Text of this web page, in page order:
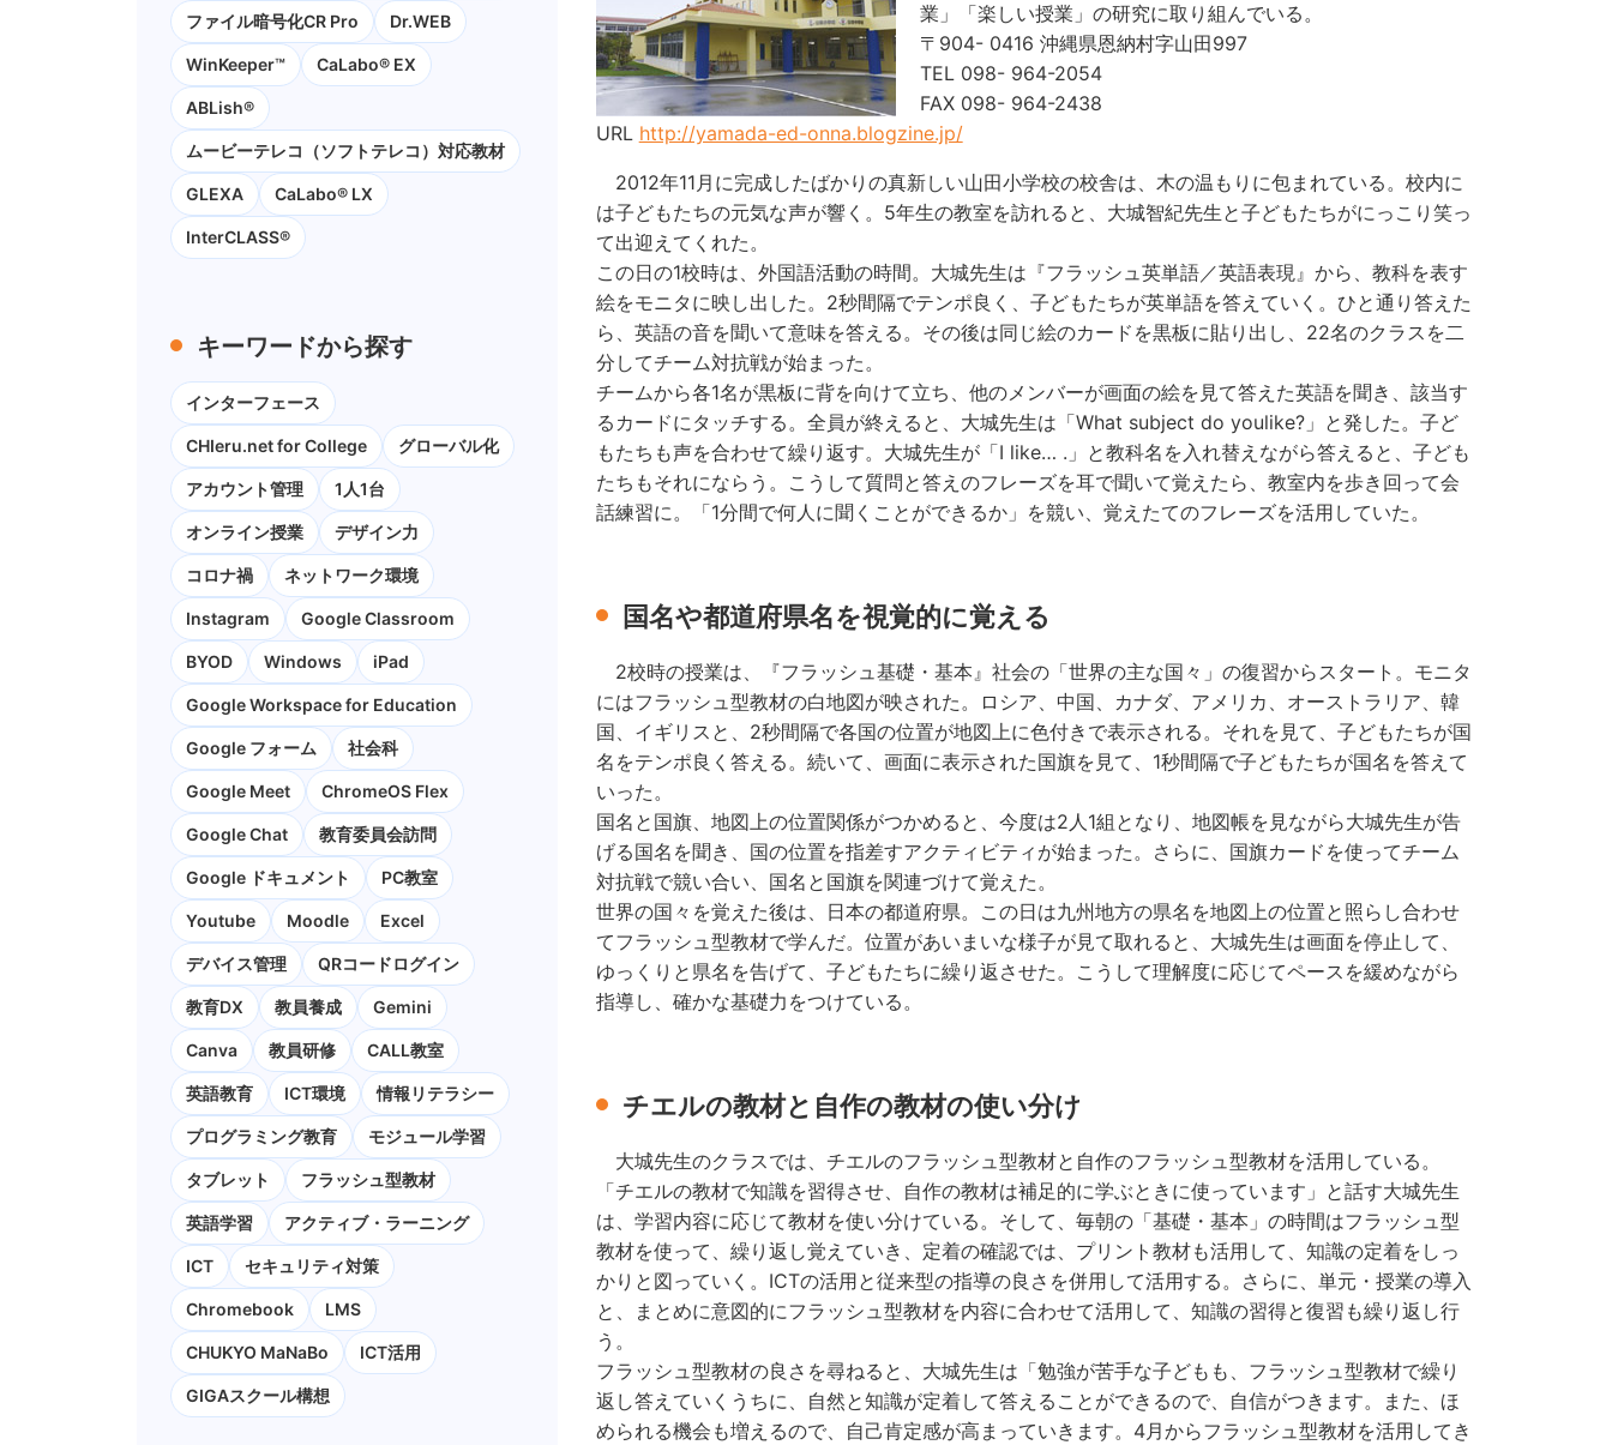
業」「楽しい授業」の研究に取り組んでいる。
〒904- 0416 沖縄県恩納村字山田997
TEL 098- 964-2054
FAX 098- 964-2438
URL http://yamada-ed-onna.blogzine.jp/
2012年11月に完成したばかりの真新しい山田小学校の校舎は、木の温もりに包まれている。校内に
は子どもたちの元気な声が響く。5年生の教室を訪れると、大城智紀先生と子どもたちがにっこり笑っ
て出迎えてくれた。
この日の1校時は、外国語活動の時間。大城先生は『フラッシュ英単語／英語表現』から、教科を表す
絵をモニタに映し出した。2秒間隔でテンポ良く、子どもたちが英単語を答えていく。ひと通り答えた
ら、英語の音を聞いて意味を答える。その後は同じ絵のカードを黒板に貼り出し、22名のクラスを二
分してチーム対抗戦が始まった。
チームから各1名が黒板に背を向けて立ち、他のメンバーが画面の絵を見て答えた英語を聞き、該当す
るカードにタッチする。全員が終えると、大城先生は「What subject do youlike?」と発した。子ど
もたちも声を合わせて繰り返す。大城先生が「I like… .」と教科名を入れ替えながら答えると、子ども
たちもそれにならう。こうして質問と答えのフレーズを耳で聞いて覚えたら、教室内を歩き回って会
話練習に。「1分間で何人に聞くことができるか」を競い、覚えたてのフレーズを活用していた。
国名や都道府県名を視覚的に覚える
2校時の授業は、『フラッシュ基礎・基本』社会の「世界の主な国々」の復習からスタート。モニタ
にはフラッシュ型教材の白地図が映された。ロシア、中国、カナダ、アメリカ、オーストラリア、韓
国、イギリスと、2秒間隔で各国の位置が地図上に色付きで表示される。それを見て、子どもたちが国
名をテンポ良く答える。続いて、画面に表示された国旗を見て、1秒間隔で子どもたちが国名を答えて
いった。
国名と国旗、地図上の位置関係がつかめると、今度は2人1組となり、地図帳を見ながら大城先生が告
げる国名を聞き、国の位置を指差すアクティビティが始まった。さらに、国旗カードを使ってチーム
対抗戦で競い合い、国名と国旗を関連づけて覚えた。
世界の国々を覚えた後は、日本の都道府県。この日は九州地方の県名を地図上の位置と照らし合わせ
てフラッシュ型教材で学んだ。位置があいまいな様子が見て取れると、大城先生は画面を停止して、
ゆっくりと県名を告げて、子どもたちに繰り返させた。こうして理解度に応じてペースを緩めながら
指導し、確かな基礎力をつけている。
チエルの教材と自作の教材の使い分け
大城先生のクラスでは、チエルのフラッシュ型教材と自作のフラッシュ型教材を活用している。
「チエルの教材で知識を習得させ、自作の教材は補足的に学ぶときに使っています」と話す大城先生
は、学習内容に応じて教材を使い分けている。そして、毎朝の「基礎・基本」の時間はフラッシュ型
教材を使って、繰り返し覚えていき、定着の確認では、プリント教材も活用して、知識の定着をしっ
かりと図っていく。ICTの活用と従来型の指導の良さを併用して活用する。さらに、単元・授業の導入
と、まとめに意図的にフラッシュ型教材を内容に合わせて活用して、知識の習得と復習も繰り返し行
う。
フラッシュ型教材の良さを尋ねると、大城先生は「勉強が苦手な子どもも、フラッシュ型教材で繰り
返し答えていくうちに、自然と知識が定着して答えることができるので、自信がつきます。また、ほ
められる機会も増えるので、自己肯定感が高まっていきます。4月からフラッシュ型教材を活用してき
ファイル暗号化CR Pro Dr.WEB
WinKeeper™ CaLabo® EX
ABLish®
ムービーテレコ（ソフトテレコ）対応教材
GLEXA CaLabo® LX
InterCLASS®
キーワードから探す
インターフェース
CHIeru.net for College グローバル化
アカウント管理 1人1台
オンライン授業 デザイン力
コロナ禍 ネットワーク環境
Instagram Google Classroom
BYOD Windows iPad
Google Workspace for Education
Google フォーム 社会科
Google Meet ChromeOS Flex
Google Chat 教育委員会訪問
Google ドキュメント PC教室
Youtube Moodle Excel
デバイス管理 QRコードログイン
教育DX 教員養成 Gemini
Canva 教員研修 CALL教室
英語教育 ICT環境 情報リテラシー
プログラミング教育 モジュール学習
タブレット フラッシュ型教材
英語学習 アクティブ・ラーニング
ICT セキュリティ対策
Chromebook LMS
CHUKYO MaNaBo ICT活用
GIGAスクール構想